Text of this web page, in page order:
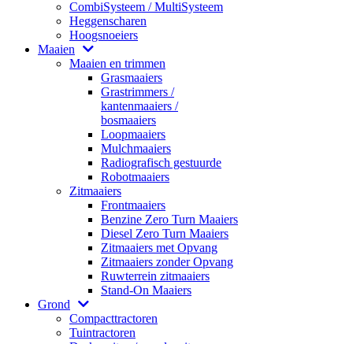
CombiSysteem / MultiSysteem
Heggenscharen
Hoogsnoeiers
Maaien
Maaien en trimmen
Grasmaaiers
Grastrimmers /
kantenmaaiers /
bosmaaiers
Loopmaaiers
Mulchmaaiers
Radiografisch gestuurde
Robotmaaiers
Zitmaaiers
Frontmaaiers
Benzine Zero Turn Maaiers
Diesel Zero Turn Maaiers
Zitmaaiers met Opvang
Zitmaaiers zonder Opvang
Ruwterrein zitmaaiers
Stand-On Maaiers
Grond
Compacttractoren
Tuintractoren